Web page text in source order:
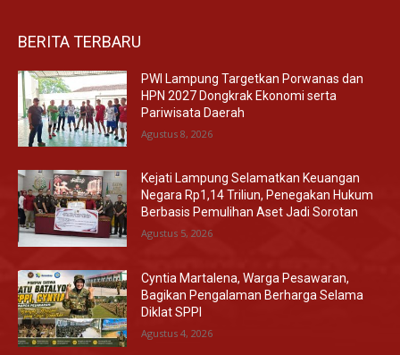
BERITA TERBARU
PWI Lampung Targetkan Porwanas dan
HPN 2027 Dongkrak Ekonomi serta
Pariwisata Daerah
Agustus 8, 2026
Kejati Lampung Selamatkan Keuangan
Negara Rp1,14 Triliun, Penegakan Hukum
Berbasis Pemulihan Aset Jadi Sorotan
Agustus 5, 2026
Cyntia Martalena, Warga Pesawaran,
Bagikan Pengalaman Berharga Selama
Diklat SPPI
Agustus 4, 2026